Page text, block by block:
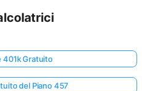
401k Gratuito
del Piano 457